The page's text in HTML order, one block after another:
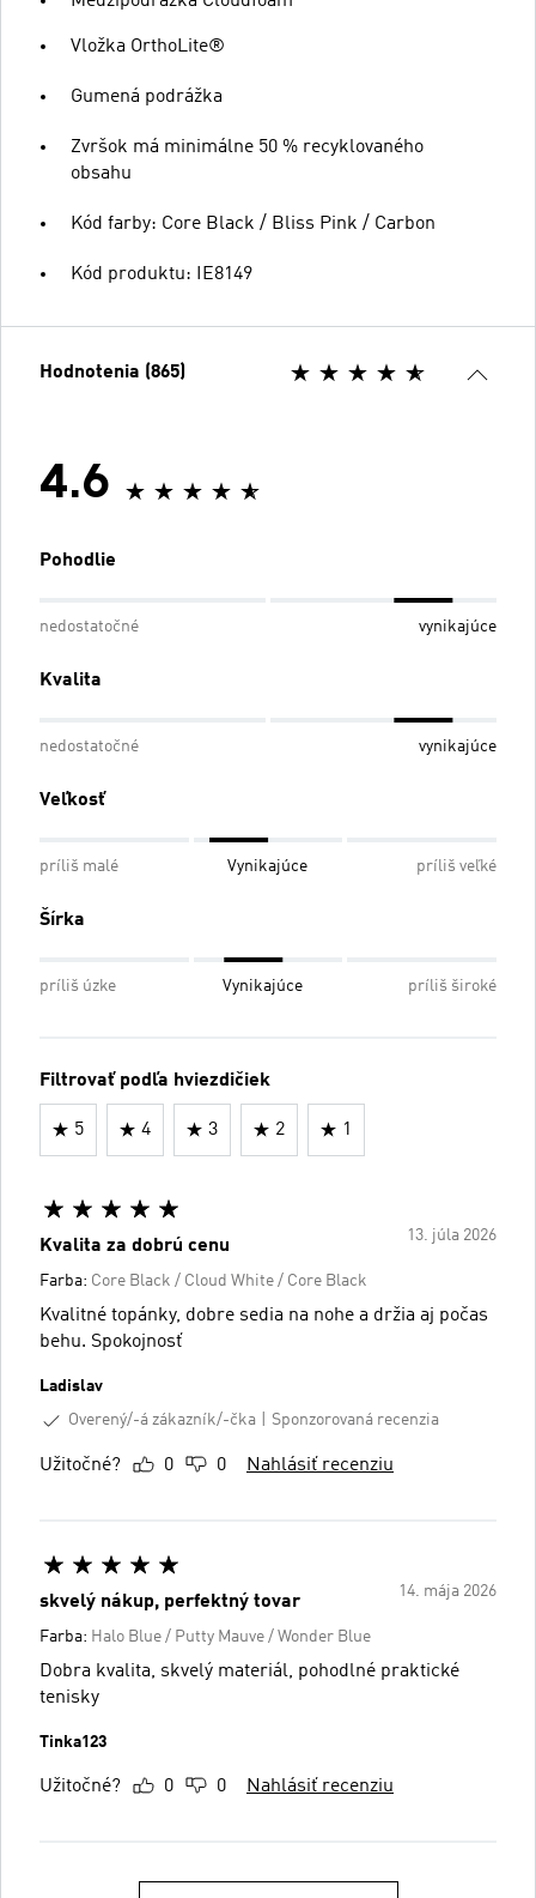
Vložka OrthoLite®
Gumená podrážka
Zvršok má minimálne 50 % recyklovaného
obsahu
Kód farby: Core Black / Bliss Pink / Carbon
Kód produktu: IE8149
Hodnotenia (865)
4.6
Pohodlie
nedostatočné vynikajúce
Kvalita
nedostatočné vynikajúce
Veľkosť
príliš malé Vynikajúce príliš veľké
Šírka
príliš úzke Vynikajúce príliš široké
Filtrovať podľa hviezdičiek
5 4 3 2 1
13. júla 2026
Kvalita za dobrú cenu
Farba: Core Black / Cloud White / Core Black
Kvalitné topánky, dobre sedia na nohe a držia aj počas
behu. Spokojnosť
Ladislav
Overený/-á zákazník/-čka
Sponzorovaná recenzia
Užitočné? 0 0 Nahlásiť recenziu
14. mája 2026
skvelý nákup, perfektný tovar
Farba: Halo Blue / Putty Mauve / Wonder Blue
Dobra kvalita, skvelý materiál, pohodlné praktické
tenisky
Tinka123
Užitočné? 0 0 Nahlásiť recenziu